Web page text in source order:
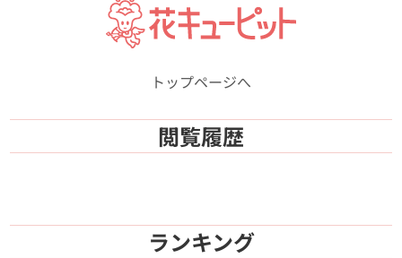
トップページへ
閲覧履歴
ランキング